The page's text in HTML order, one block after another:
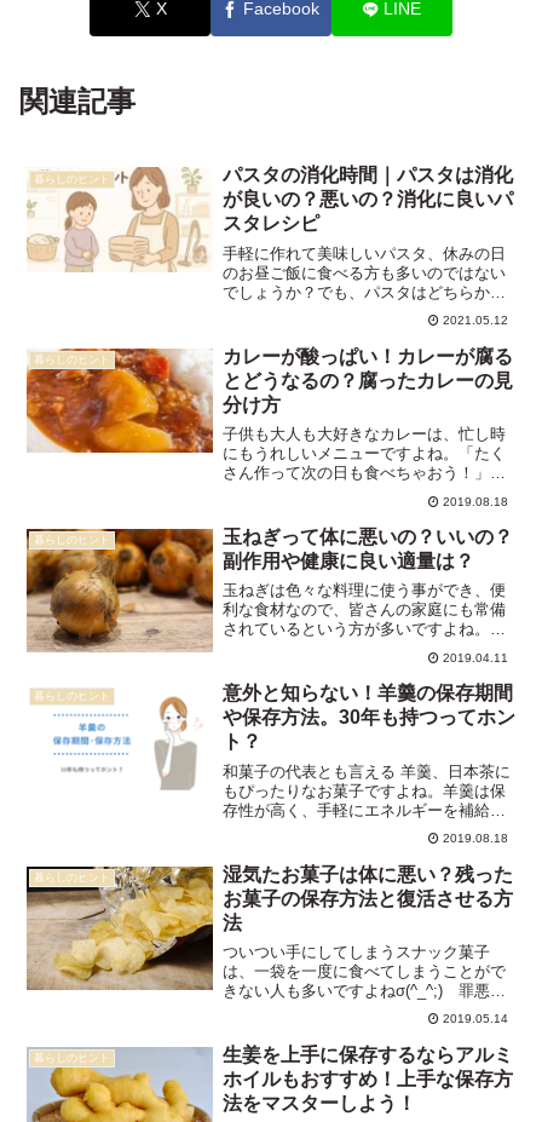
X Facebook LINE
関連記事
暮らしのヒント
パスタの消化時間｜パスタは消化
が良いの？悪いの？消化に良いパ
スタレシピ
手軽に作れて美味しいパスタ、休みの日
のお昼ご飯に食べる方も多いのではない
でしょうか？でも、パスタはどちらかと
言うとコッテリしているイメージですよ
ね。そのため、 パスタは消化が悪いんじ
ゃないの？ 胃腸が弱っている時に食べて
もいいの？と思う人も...
2021.05.12
暮らしのヒント
カレーが酸っぱい！カレーが腐る
とどうなるの？腐ったカレーの見
分け方
子供も大人も大好きなカレーは、忙し時
にもうれしいメニューですよね。「たく
さん作って次の日も食べちゃおう！」と
思っていたら、「なんだか酸っぱい味が
する･･･」という時がありませんか？そん
な時、無理して食べてはダメです。酸っ
ぱいカレーは腐ってい...
2019.08.18
暮らしのヒント
玉ねぎって体に悪いの？いいの？
副作用や健康に良い適量は？
玉ねぎは色々な料理に使う事ができ、便
利な食材なので、皆さんの家庭にも常備
されているという方が多いですよね。私
も主婦をしていますが、炒め物やスープ
や、煮物など様々な料理に使えるので、
必ず切らさないように常備しています。
そして玉ねぎは、健康にと...
2019.04.11
暮らしのヒント
意外と知らない！羊羹の保存期間
や保存方法。30年も持つってホン
ト？
和菓子の代表とも言える 羊羹、日本茶に
もぴったりなお菓子ですよね。羊羹は保
存性が高く、手軽にエネルギーを補給で
きるため、非常食にも最適と言われてい
ます。羊羹は大きく分けて、 練り羊羹 水
羊羹 蒸し羊羹がありますが、一般的に私
たちが羊羹と呼ん...
2019.08.18
暮らしのヒント
湿気たお菓子は体に悪い？残った
お菓子の保存方法と復活させる方
法
ついつい手にしてしまうスナック菓子
は、一袋を一度に食べてしまうことがで
きない人も多いですよねσ(^_^;) 罪悪感
で、何回かに分けて食べる人もいるかも
しれません。また、お客さんが家に来る
ときは、いろんな大袋を開けますが、結
局余ってしまうとい...
2019.05.14
暮らしのヒント
生姜を上手に保存するならアルミ
ホイルもおすすめ！上手な保存方
法をマスターしよう！